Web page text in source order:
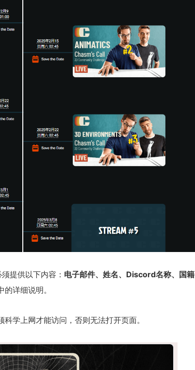
提供以下内容： 电子邮件、姓名、Discord名称、国籍
详细说明。
学上网才能访问，否则无法打开页面。